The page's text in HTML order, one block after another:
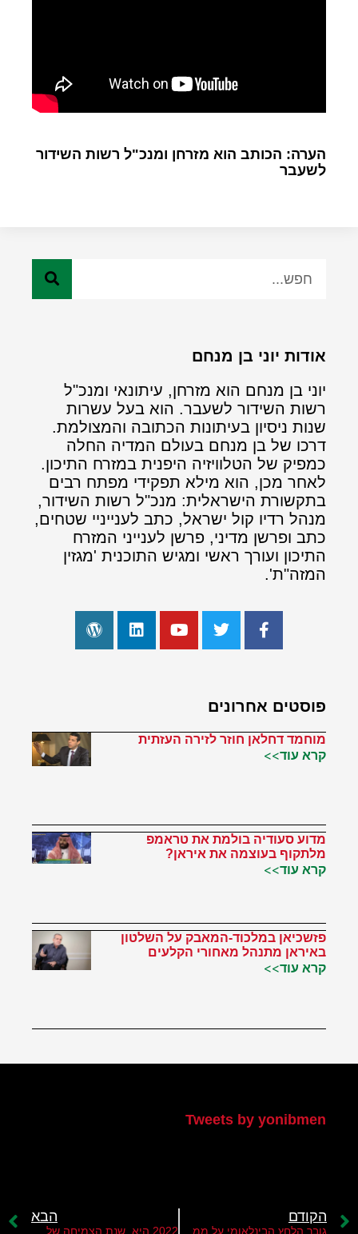
הערה: הכותב הוא מזרחן ומנכ"ל רשות השידור
לשעבר
אודות יוני בן מנחם
יוני בן מנחם הוא מזרחן, עיתונאי ומנכ"ל
רשות השידור לשעבר. הוא בעל עשרות
שנות ניסיון בעיתונות הכתובה והמצולמת.
דרכו של בן מנחם בעולם המדיה החלה
כמפיק של הטלוויזיה היפנית במזרח התיכון.
לאחר מכן, הוא מילא תפקידי מפתח רבים
בתקשורת הישראלית: מנכ"ל רשות השידור,
מנהל רדיו קול ישראל, כתב לענייניי שטחים,
כתב ופרשן מדיני, פרשן לענייני המזרח
התיכון ועורך ראשי ומגיש התוכנית 'מגזין
המזה"ת'.
פוסטים אחרונים
מוחמד דחלאן חוזר לזירה העזתית
קרא עוד>>
מדוע סעודיה בולמת את טראמפ
מלתקוף בעוצמה את איראן?
קרא עוד>>
פזשכיאן במלכוד-המאבק על השלטון
באיראן מתנהל מאחורי הקלעים
קרא עוד>>
Tweets by yonibmen
הקודם הבא